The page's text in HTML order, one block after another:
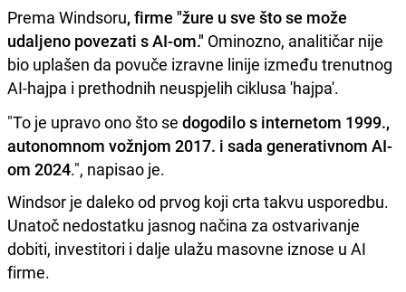
Prema Windsoru, firme "žure u sve što se može
udaljeno povezati s AI-om." Ominozno, analitičar nije
bio uplašen da povuče izravne linije između trenutnog
AI-hajpa i prethodnih neuspjelih ciklusa 'hajpa'.
"To je upravo ono što se dogodilo s internetom 1999.,
autonomnom vožnjom 2017. i sada generativnom AI-
om 2024.", napisao je.
Windsor je daleko od prvog koji crta takvu usporedbu.
Unatoč nedostatku jasnog načina za ostvarivanje
dobiti, investitori i dalje ulažu masovne iznose u AI
firme.